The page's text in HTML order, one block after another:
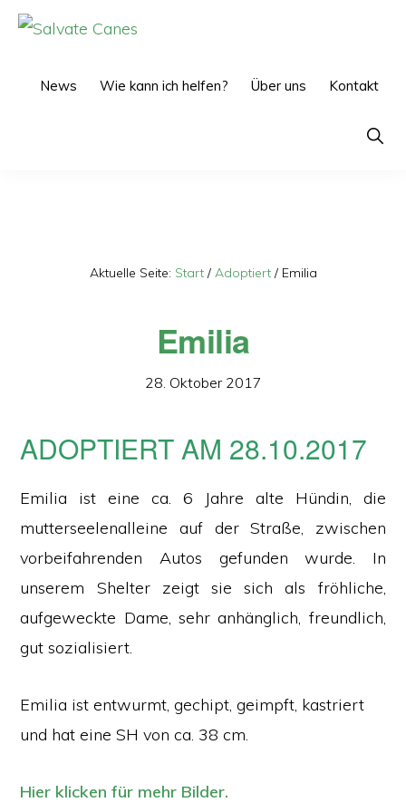
Zur
Zum
News Wie kann ich helfen? Über uns Kontakt
Show
Aktuelle Seite: Start / Adoptiert /Emilia
Emilia
28. Oktober 2017
ADOPTIERT AM 28.10.2017
Emilia ist eine ca. 6 Jahre alte Hündin, die
mutterseelenalleine auf der Straße, zwischen
vorbeifahrenden Autos gefunden wurde. In
unserem Shelter zeigt sie sich als fröhliche,
aufgeweckte Dame, sehr anhänglich, freundlich,
gut sozialisiert.
Emilia ist entwurmt, gechipt, geimpft, kastriert
und hat eine SH von ca. 38 cm.
Hier klicken für mehr Bilder.